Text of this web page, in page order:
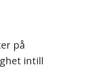
på
intill